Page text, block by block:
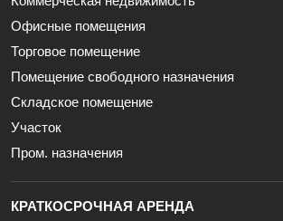
Офисные помещения
Торговое помещение
Помещение свободного назначения
Складское помещение
Участок
Пром. назначения
КРАТКОСРОЧНАЯ АРЕНДА